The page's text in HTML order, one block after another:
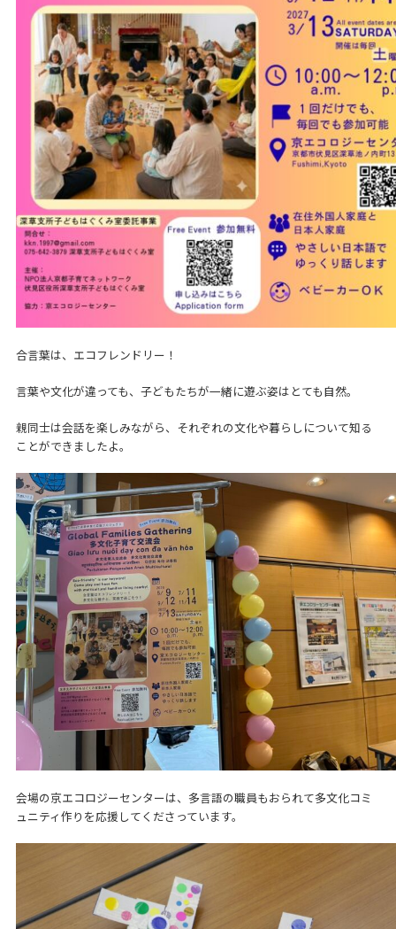
合言葉は、エコフレンドリー！
言葉や文化が違っても、子どもたちが一緒に遊ぶ姿はとても自然。
親同士は会話を楽しみながら、それぞれの文化や暮らしについて知る
ことができましたよ。
会場の京エコロジーセンターは、多言語の職員もおられて多文化コミ
ュニティ作りを応援してくださっています。